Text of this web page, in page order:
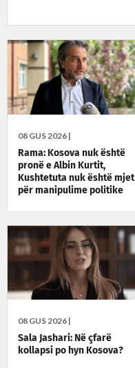
08 GUS 2026 |
Rama: Kosova nuk është
pronë e Albin Kurtit,
Kushtetuta nuk është mjet
për manipulime politike
08 GUS 2026 |
Sala Jashari: Në çfarë
kollapsi po hyn Kosova?